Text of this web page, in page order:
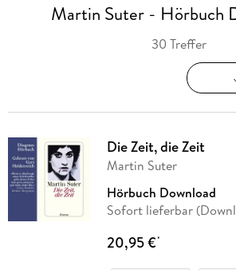
Martin Suter - Hörbuch
30 Treffer
Die Zeit, die Zeit
Martin Suter
Hörbuch Download
Sofort lieferbar
20,95 €*